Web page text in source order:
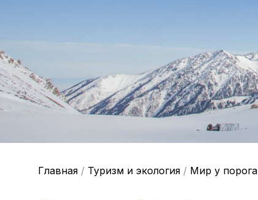
Главная / Туризм и экология / Мир у порога